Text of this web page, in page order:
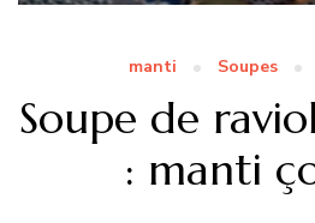
manti Soupes
Soupe de
: manti